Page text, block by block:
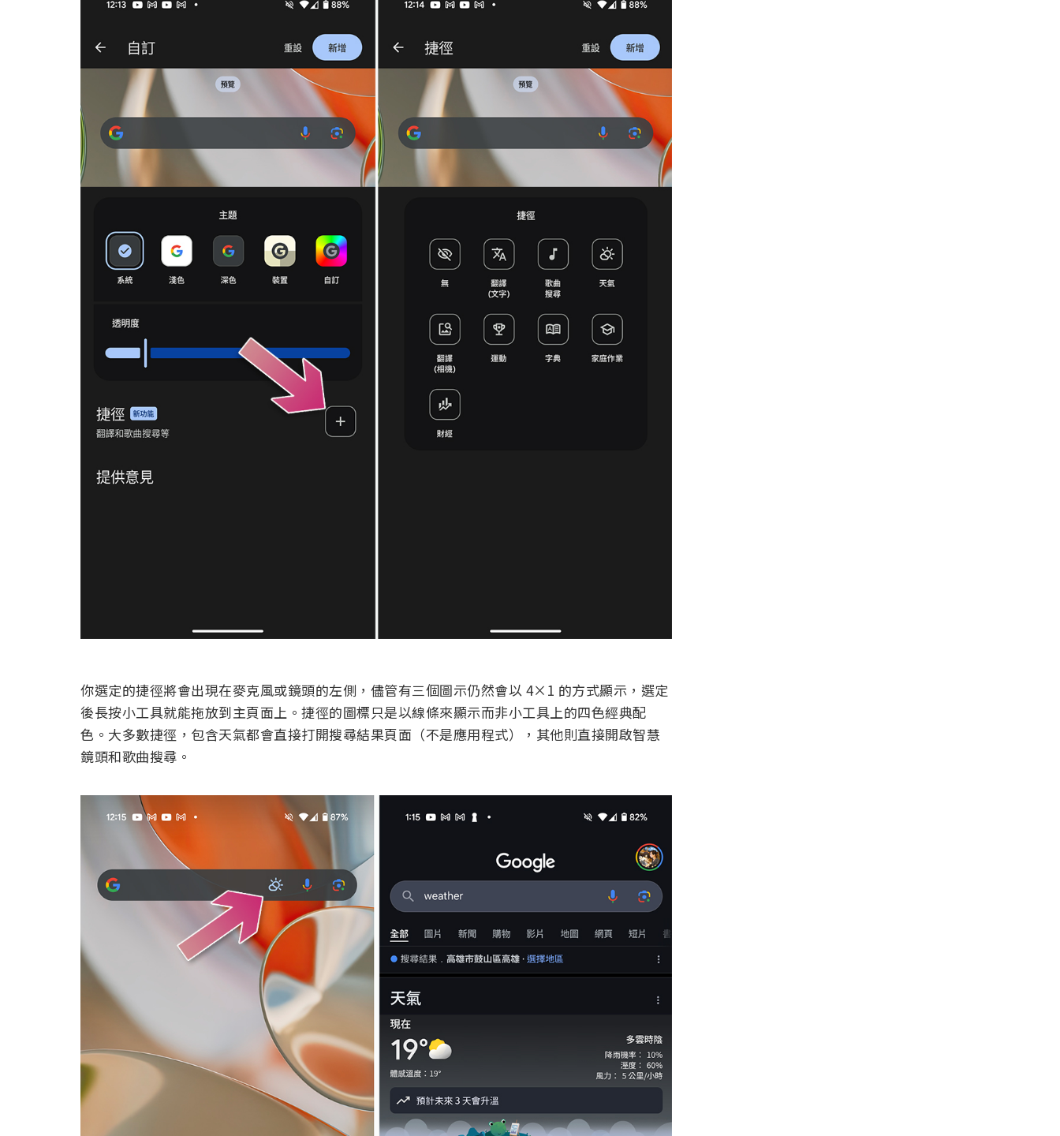
你選定的捷徑將會出現在麥克風或鏡頭的左側，儘管有三個圖示仍然會以 4×1 的方式顯示，選定
後長按小工具就能拖放到主頁面上。捷徑的圖標只是以線條來顯示而非小工具上的四色經典配
色。大多數捷徑，包含天氣都會直接打開搜尋結果頁面（不是應用程式），其他則直接開啟智慧
鏡頭和歌曲搜尋。